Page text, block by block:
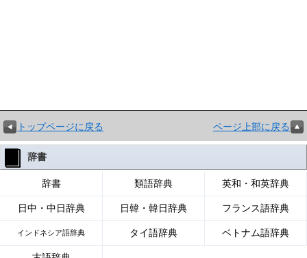
トップページに戻る ページ上部に戻る
辞書
辞書 類語辞典 英和・和英辞典
日中・中日辞典 日韓・韓日辞典 フランス語辞典
インドネシア語辞典 タイ語辞典 ベトナム語辞典